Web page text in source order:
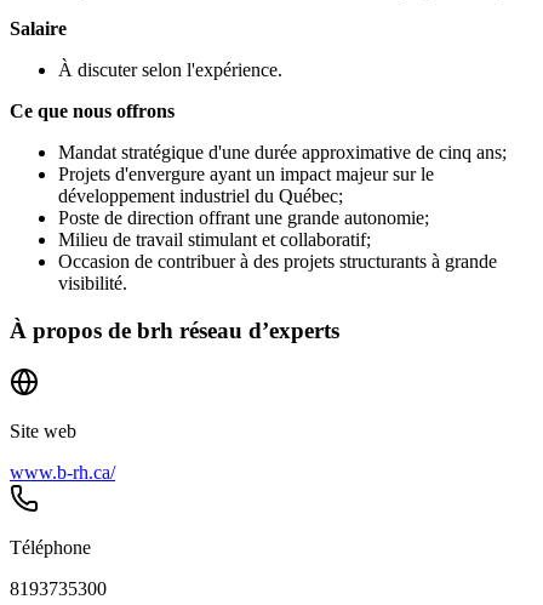
Salaire
À discuter selon l'expérience.
Ce que nous offrons
Mandat stratégique d'une durée approximative de cinq ans;
Projets d'envergure ayant un impact majeur sur le
développement industriel du Québec;
Poste de direction offrant une grande autonomie;
Milieu de travail stimulant et collaboratif;
Occasion de contribuer à des projets structurants à grande
visibilité.
À propos de brh réseau d’experts
Site web
www.b-rh.ca/
Téléphone
8193735300